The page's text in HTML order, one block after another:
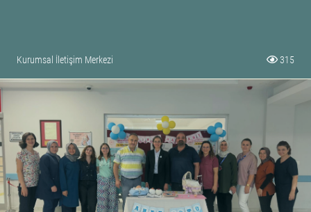
Kurumsal İletişim Merkezi 315